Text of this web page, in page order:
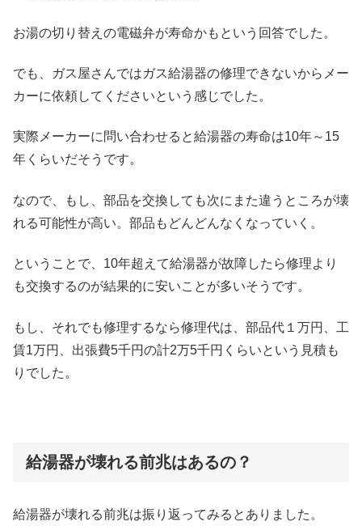
お湯の切り替えの電磁弁が寿命かもという回答でした。
でも、ガス屋さんではガス給湯器の修理できないからメー
カーに依頼してくださいという感じでした。
実際メーカーに問い合わせると給湯器の寿命は10年～15
年くらいだそうです。
なので、もし、部品を交換しても次にまた違うところが壊
れる可能性が高い。部品もどんどんなくなっていく。
ということで、10年超えて給湯器が故障したら修理より
も交換するのが結果的に安いことが多いそうです。
もし、それでも修理するなら修理代は、部品代１万円、工
賃1万円、出張費5千円の計2万5千円くらいという見積も
りでした。
給湯器が壊れる前兆はあるの？
給湯器が壊れる前兆は振り返ってみるとありました。